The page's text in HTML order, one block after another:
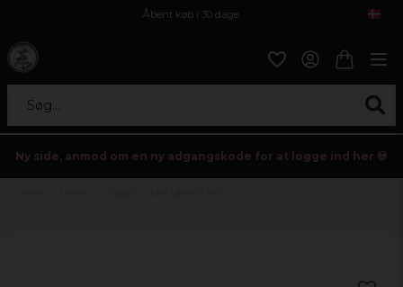
Åbent køb i 30 dage
Søg...
Ny side, anmod om en ny adgangskode for at logge ind her 💀